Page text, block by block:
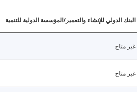
البنك الدولي للإنشاء والتعمير/المؤسسة الدولية للتنمية
غير متاح
غير متاح